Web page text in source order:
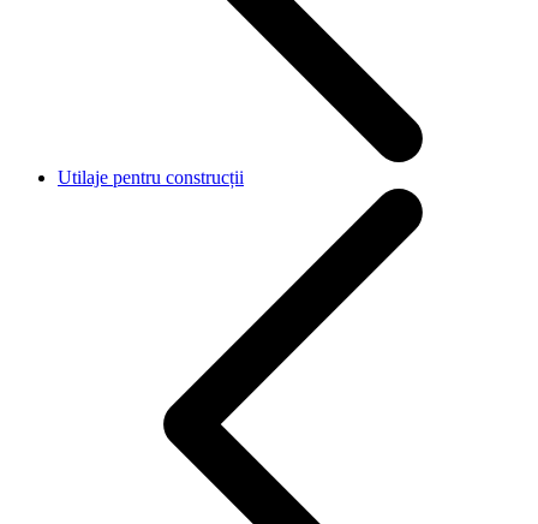
Utilaje pentru construcții